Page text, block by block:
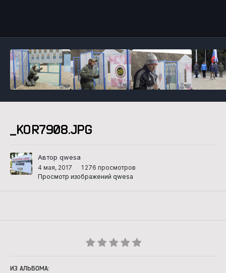
_KOR7908.JPG
Автор qwesa
4 мая, 2017
1 276 просмотров
Просмотр изображений qwesa
ИЗ АЛЬБОМА: